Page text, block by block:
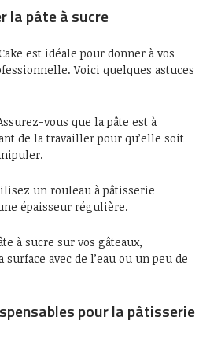
la pâte à sucre
est idéale pour donner à vos
Voici quelques astuces
vous que la pâte est à
de la travailler pour qu’elle soit
un rouleau à pâtisserie
épaisseur régulière.
à sucre sur vos gâteaux,
avec de l’eau ou un peu de
pour la pâtisserie